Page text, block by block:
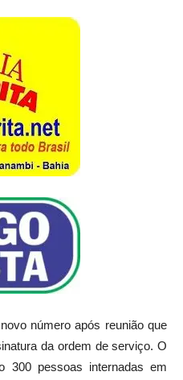
número após reunião que
da ordem de serviço. O
300 pessoas internadas em